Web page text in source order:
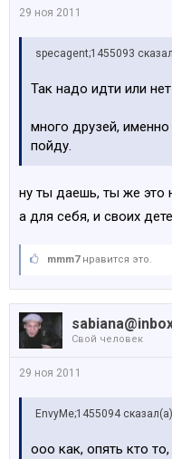
29 ноя 2011
specagent;1455093
Так надо идти или
много друзей,
пойду.
ну ты даешь, ты же это
а для себя, и своих
mmm7нравится это.
Свой человек
29 ноя 2011
EnvyMe;1455094
ооо как, опять кто